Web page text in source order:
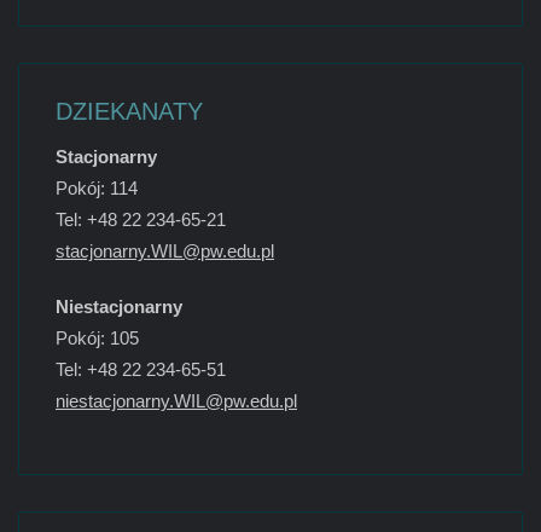
DZIEKANATY
Stacjonarny
Pokój: 114
Tel: +48 22 234-65-21
stacjonarny.WIL@pw.edu.pl
Niestacjonarny
Pokój: 105
Tel: +48 22 234-65-51
niestacjonarny.WIL@pw.edu.pl